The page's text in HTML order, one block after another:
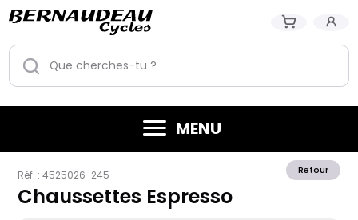
MENU
Retour
Réf. : 4525026-245
Chaussettes Espresso